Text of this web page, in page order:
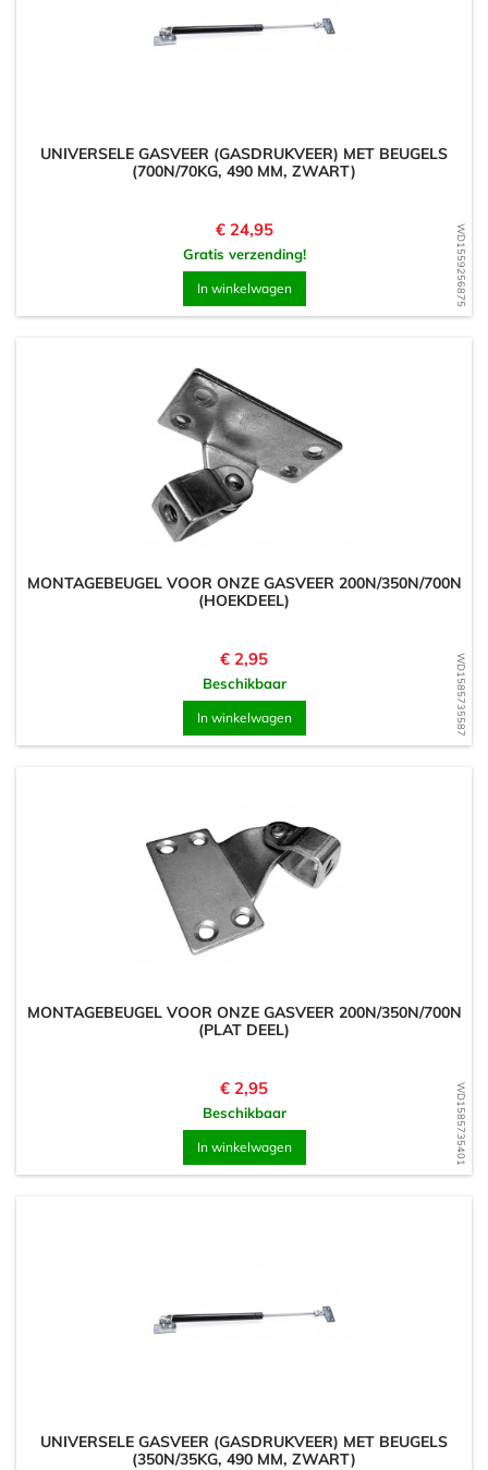
WD1559256875
UNIVERSELE GASVEER (GASDRUKVEER) MET BEUGELS
(700N/70KG, 490 MM, ZWART)
Prijs
€ 24,95
Gratis verzending!
In winkelwagen
WD1585735587
MONTAGEBEUGEL VOOR ONZE GASVEER 200N/350N/700N
(HOEKDEEL)
Prijs
€ 2,95
Beschikbaar
In winkelwagen
WD1585735401
MONTAGEBEUGEL VOOR ONZE GASVEER 200N/350N/700N
(PLAT DEEL)
Prijs
€ 2,95
Beschikbaar
In winkelwagen
UNIVERSELE GASVEER (GASDRUKVEER) MET BEUGELS
(350N/35KG, 490 MM, ZWART)